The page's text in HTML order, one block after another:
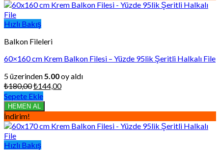
Hızlı Bakış
Balkon Fileleri
60×160 cm Krem Balkon Filesi – Yüzde 95lik Şeritli Halkalı File
5 üzerinden 5.00oy aldı
₺180,00Orijinal
fiyat:
₺180,00.
₺144,00Şu
₺144,00.
Sepete Ekle
HEMEN AL
İndirim!
Hızlı Bakış